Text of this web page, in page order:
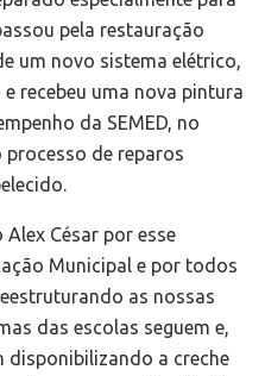
pela restauração
um novo sistema elétrico,
recebeu uma nova pintura
da SEMED, no
de reparos
César por esse
Municipal e por todos
as nossas
das escolas seguem e,
disponibilizando a creche